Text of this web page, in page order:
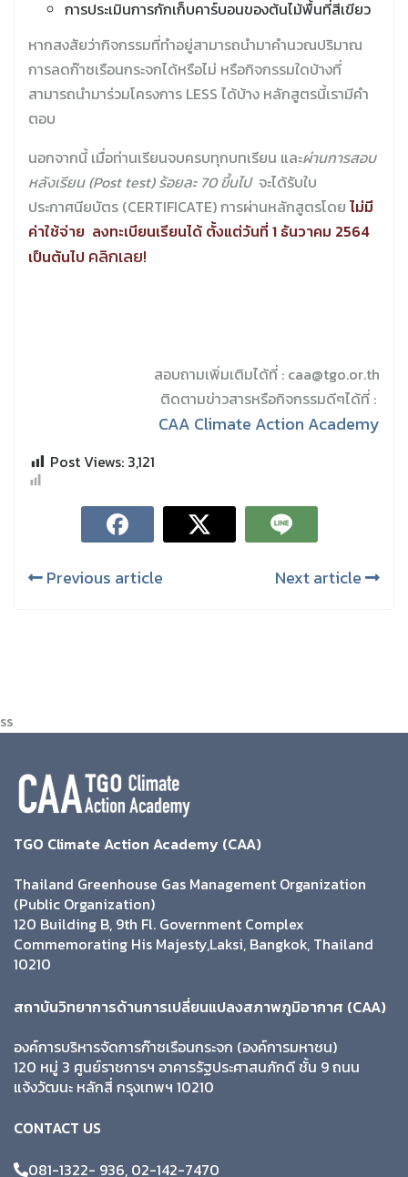
การประเมินการกักเก็บคาร์บอนของต้นไม้พื้นที่สีเขียว
หากสงสัยว่ากิจกรรมที่ทำอยู่สามารถนำมาคำนวณปริมาณ
การลดก๊าซเรือนกระจกได้หรือไม่ หรือกิจกรรมใดบ้างที่
สามารถนำมาร่วมโครงการ LESS ได้บ้าง หลักสูตรนี้เรามีคำ
ตอบ
นอกจากนี้ เมื่อท่านเรียนจบครบทุกบทเรียน และผ่านการสอบ
หลังเรียน (Post test) ร้อยละ 70 ขึ้นไปจะได้รับใบ
ประกาศนียบัตร (CERTIFICATE) การผ่านหลักสูตรโดย ไม่มี
ค่าใช้จ่าย ลงทะเบียนเรียนได้ ตั้งแต่วันที่ 1 ธันวาคม 2564
เป็นต้นไป คลิกเลย!
สอบถามเพิ่มเติมได้ที่ : caa@tgo.or.th
ติดตามข่าวสารหรือกิจกรรมดีๆได้ที่ :
CAA Climate Action Academy
Post Views: 3,121
Previous article Next article
ss
TGO Climate Action Academy (CAA)
Thailand Greenhouse Gas Management Organization
(Public Organization)
120 Building B, 9th Fl. Government Complex
Commemorating His Majesty,Laksi, Bangkok, Thailand
10210
สถาบันวิทยาการด้านการเปลี่ยนแปลงสภาพภูมิอากาศ (CAA)
องค์การบริหารจัดการก๊าซเรือนกระจก (องค์การมหาชน)
120 หมู่ 3 ศูนย์ราชการฯ อาคารรัฐประศาสนภักดี ชั้น 9 ถนน
แจ้งวัฒนะ หลักสี่ กรุงเทพฯ 10210
CONTACT US
081-1322- 936, 02-142-7470